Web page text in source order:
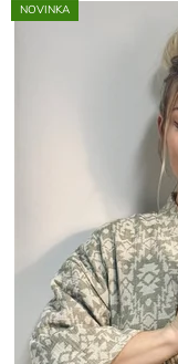
NOVINKA